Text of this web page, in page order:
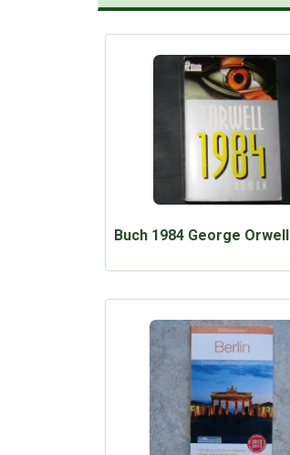
Buch 1984 George Orwell